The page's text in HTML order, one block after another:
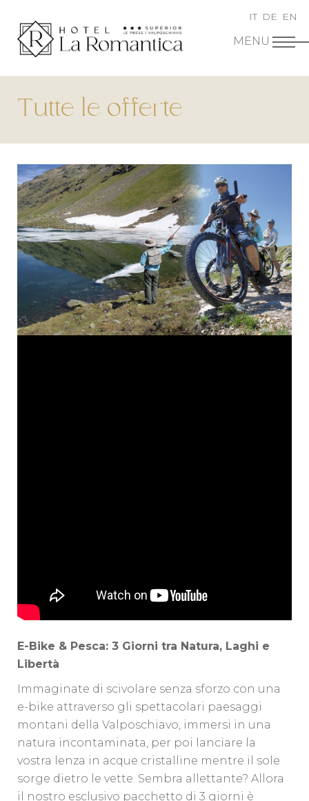
IT DE EN
Tutte le offerte
E-Bike & Pesca: 3 Giorni tra Natura, Laghi e
Libertà
Immaginate di scivolare senza sforzo con una
e-bike attraverso gli spettacolari paesaggi
montani della Valposchiavo, immersi in una
natura incontaminata, per poi lanciare la
vostra lenza in acque cristalline mentre il sole
sorge dietro le vette. Sembra allettante? Allora
il nostro esclusivo pacchetto di 3 giorni è